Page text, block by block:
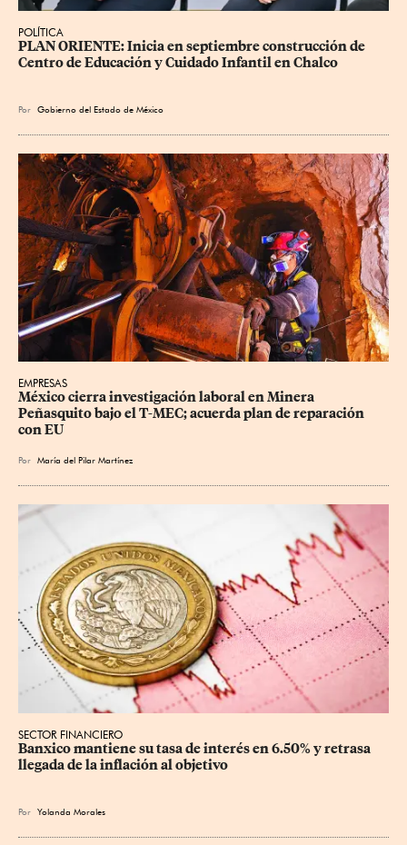
POLÍTICA
PLAN ORIENTE: Inicia en septiembre construcción de
Centro de Educación y Cuidado Infantil en Chalco
Por Gobierno del Estado de México
EMPRESAS
México cierra investigación laboral en Minera
Peñasquito bajo el T-MEC; acuerda plan de reparación
con EU
Por María del Pilar Martínez
SECTOR FINANCIERO
Banxico mantiene su tasa de interés en 6.50% y retrasa
llegada de la inflación al objetivo
Por Yolanda Morales